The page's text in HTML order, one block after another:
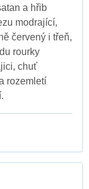
a hřib
modrající,
červený i třeň,
rourky
chuť
rozemletí